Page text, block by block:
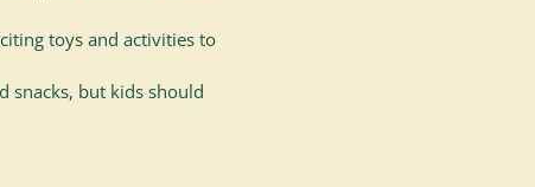
toys and activities to
snacks, but kids should